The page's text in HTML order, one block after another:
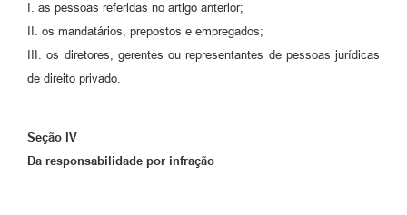
I. as pessoas referidas no artigo anterior;
II. os mandatários, prepostos e empregados;
III. os diretores, gerentes ou representantes de pessoas jurídicas
de direito privado.
Seção IV
Da responsabilidade por infração